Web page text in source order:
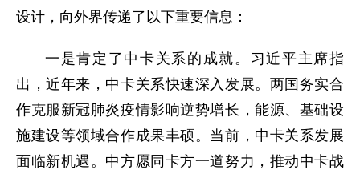
设计，向外界传递了以下重要信息：
一是肯定了中卡关系的成就。习近平主席指
出，近年来，中卡关系快速深入发展。两国务实合
作克服新冠肺炎疫情影响逆势增长，能源、基础设
施建设等领域合作成果丰硕。当前，中卡关系发展
面临新机遇。中方愿同卡方一道努力，推动中卡战